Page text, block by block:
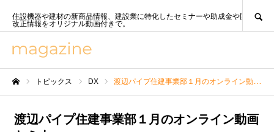
住設機器や建材の新商品情報、建設業に特化したセミナーや助成金や国策、法
改正情報をオリジナル動画付きで。
トピックス DX 渡辺パイプ住建事業部１月のオンライン動画セミナー
渡辺パイプ住建事業部１月のオンライン動画